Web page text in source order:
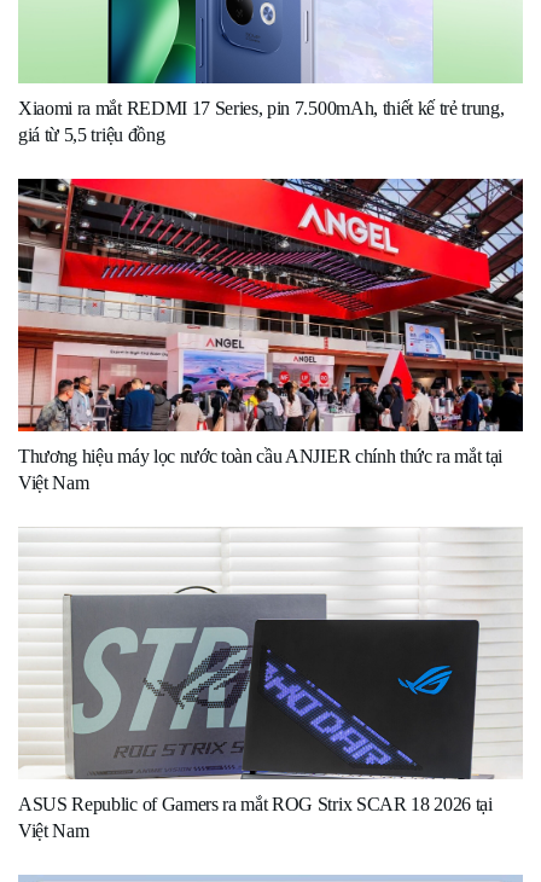
Xiaomi ra mắt REDMI 17 Series, pin 7.500mAh, thiết kế trẻ trung,
giá từ 5,5 triệu đồng
Thương hiệu máy lọc nước toàn cầu ANJIER chính thức ra mắt tại
Việt Nam
ASUS Republic of Gamers ra mắt ROG Strix SCAR 18 2026 tại
Việt Nam